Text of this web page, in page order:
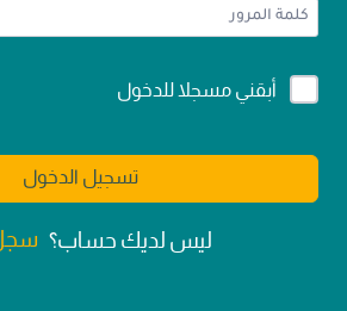
Alternative:
أبقني مسجلا للدخول
تسجيل الدخول
ليس لديك حساب؟